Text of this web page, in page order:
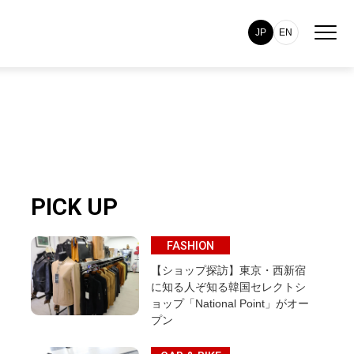
JP EN
PICK UP
FASHION
【ショップ探訪】東京・西新宿
に知る人ぞ知る韓国セレクトシ
ョップ「National Point」がオー
プン